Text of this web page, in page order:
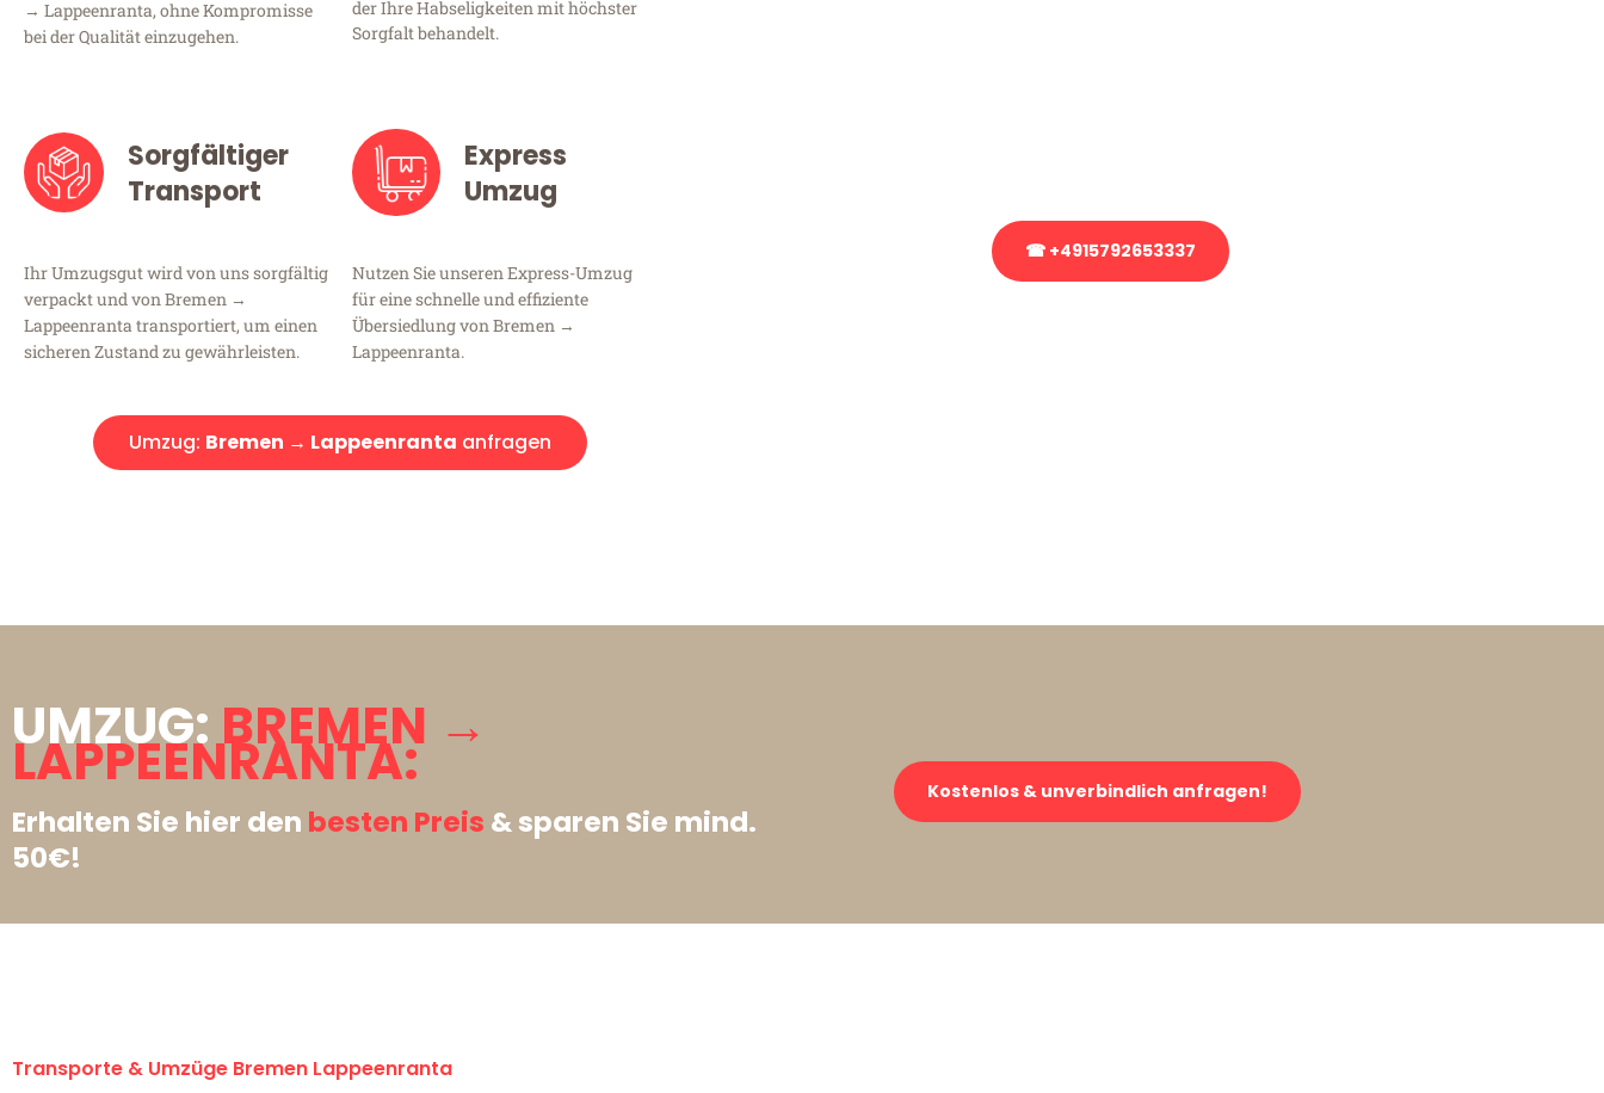
→ Lappeenranta, ohne Kompromisse
bei der Qualität einzugehen.
der Ihre Habseligkeiten mit höchster
Sorgfalt behandelt.
Sorgfältiger
Transport
Ihr Umzugsgut wird von uns sorgfältig
verpackt und von Bremen →
Lappeenranta transportiert, um einen
sicheren Zustand zu gewährleisten.
Express
Umzug
Nutzen Sie unseren Express-Umzug
für eine schnelle und effiziente
Übersiedlung von Bremen →
Lappeenranta.
Umzug: Bremen → Lappeenranta anfragen
☎ +4915792653337
UMZUG:BREMEN →
LAPPEENRANTA:
Erhalten Sie hier den besten Preis & sparen Sie mind.
50€!
Kostenlos & unverbindlich anfragen!
Transporte & Umzüge Bremen Lappeenranta